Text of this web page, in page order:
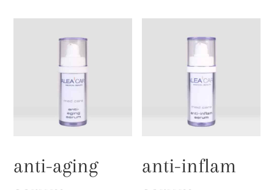
anti-aging
anti-inflam